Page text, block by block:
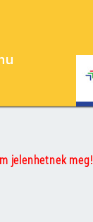
jelenhetnek meg!